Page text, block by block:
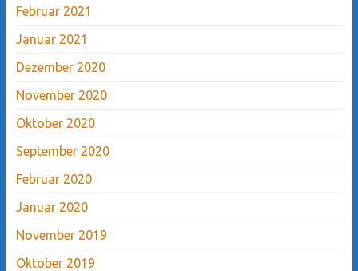
Februar 2021
Januar 2021
Dezember 2020
November 2020
Oktober 2020
September 2020
Februar 2020
Januar 2020
November 2019
Oktober 2019